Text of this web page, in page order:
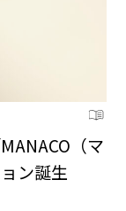
（マ
ン誕生